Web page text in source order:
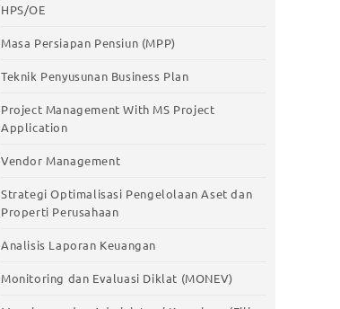
HPS/OE
Masa Persiapan Pensiun (MPP)
Teknik Penyusunan Business Plan
Project Management With MS Project
Application
Vendor Management
Strategi Optimalisasi Pengelolaan Aset dan
Properti Perusahaan
Analisis Laporan Keuangan
Monitoring dan Evaluasi Diklat (MONEV)
Training Unggulan
Smart Work with AI – Pelatihan
Meningkatkan Produktivitas Kerja
HPS/OE